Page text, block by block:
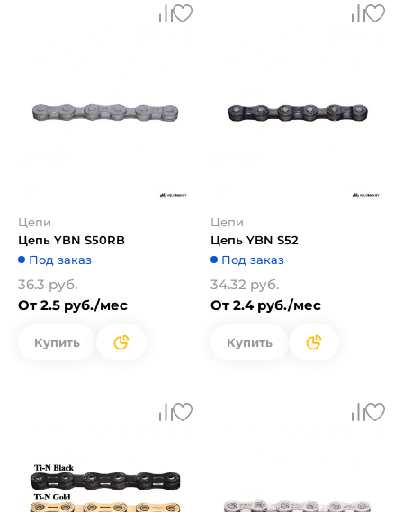
Цепи
Цепь YBN S50RB
Под заказ
36.3 руб.
От 2.5 руб./мес
Купить
Цепи
Цепь YBN S52
Под заказ
34.32 руб.
От 2.4 руб./мес
Купить